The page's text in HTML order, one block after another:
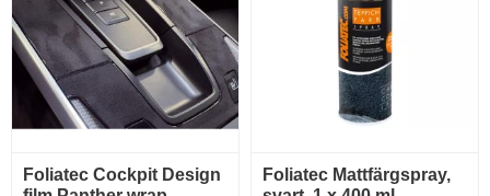
Foliatec Cockpit Design
Foliatec Mattfärgspray,